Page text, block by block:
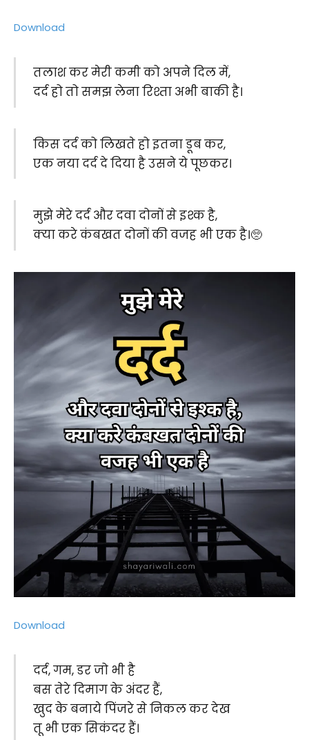
Download
तलाश कर मेरी कमी को अपने दिल में,
दर्द हो तो समझ लेना रिश्ता अभी बाकी है।
किस दर्द को लिखते हो इतना डूब कर,
एक नया दर्द दे दिया है उसने ये पूछकर।
मुझे मेरे दर्द और दवा दोनों से इश्क है,
क्या करे कंबखत दोनों की वजह भी एक है।🥺
Download
दर्द, गम, डर जो भी है
बस तेरे दिमाग के अंदर हैं,
खुद के बनाये पिंजरे से निकल कर देख
तू भी एक सिकंदर हैं।